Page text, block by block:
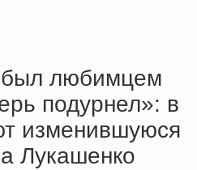
любимцем
подурнел»: в
изменившуюся
Лукашенко